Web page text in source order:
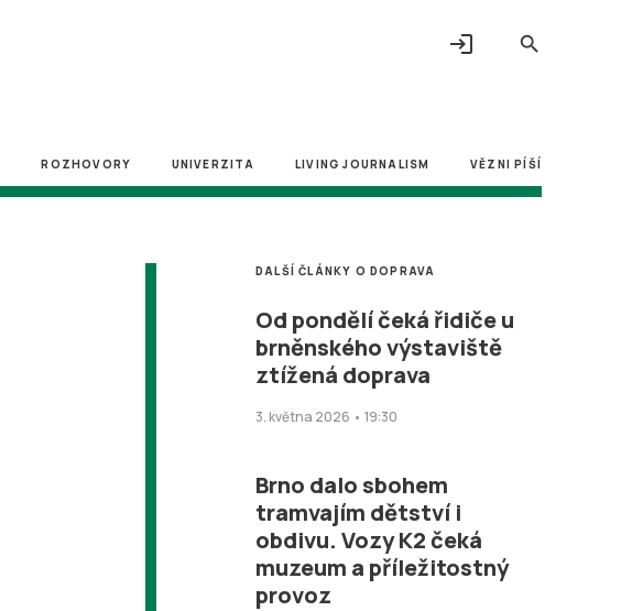
search
login
ROZHOVORY UNIVERZITA LIVING JOURNALISM VĚZNI PÍŠÍ
DALŠÍ ČLÁNKY O DOPRAVA
Od pondělí čeká řidiče u
brněnského výstaviště
ztížená doprava
3. května 2026 • 19:30
Brno dalo sbohem
tramvajím dětství i
obdivu. Vozy K2 čeká
muzeum a příležitostný
provoz